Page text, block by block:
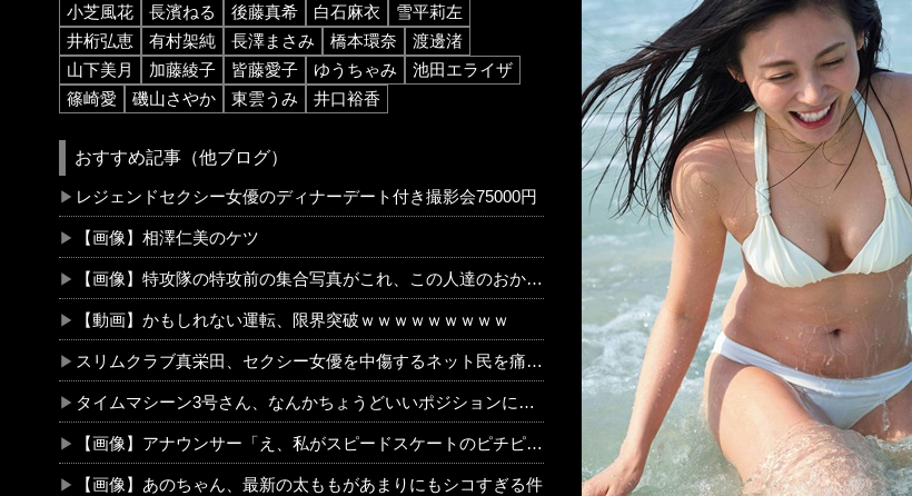
小芝風花
長濱ねる 後藤真希 白石麻衣
雪平莉左
井桁弘恵
有村架純 長澤まさみ 橋本環奈
渡邊渚
山下美月
加藤綾子 皆藤愛子 ゆうちゃみ
池田エライザ
篠崎愛
磯山さやか 東雲うみ 井口裕香
おすすめ記事（他ブログ）
レジェンドセクシー女優のディナーデート付き撮影会75000円
【画像】相澤仁美のケツ
【画像】特攻隊の特攻前の集合写真がこれ、この人達のおかげで今のワイらが存在するんやな…
【動画】かもしれない運転、限界突破ｗｗｗｗｗｗｗｗｗ
スリムクラブ真栄田、セクシー女優を中傷するネット民を痛烈批判！「車の中臭そう」
タイムマシーン3号さん、なんかちょうどいいポジションになる
【画像】アナウンサー「え、私がスピードスケートのピチピチユニフォーム着るんですか…？ﾑﾁｨ！！」←これはお前らに刺さるやろw w w w w w w w
【画像】あのちゃん、最新の太ももがあまりにもシコすぎる件